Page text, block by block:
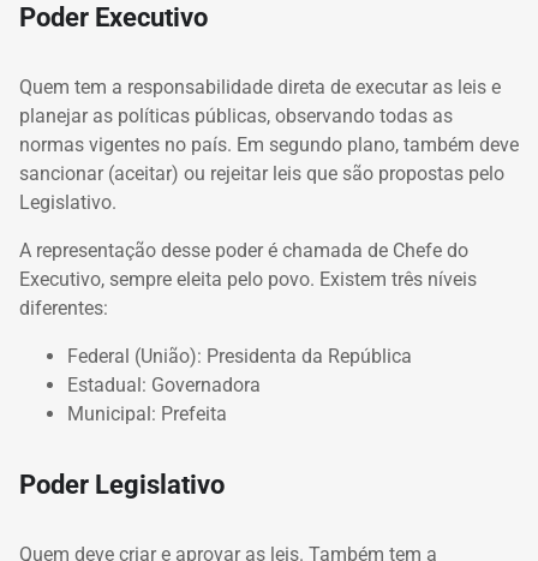
Poder Executivo
Quem tem a responsabilidade direta de executar as leis e
planejar as políticas públicas, observando todas as
normas vigentes no país. Em segundo plano, também deve
sancionar (aceitar) ou rejeitar leis que são propostas pelo
Legislativo.
A representação desse poder é chamada de Chefe do
Executivo, sempre eleita pelo povo. Existem três níveis
diferentes:
Federal (União): Presidenta da República
Estadual: Governadora
Municipal: Prefeita
Poder Legislativo
Quem deve criar e aprovar as leis. Também tem a